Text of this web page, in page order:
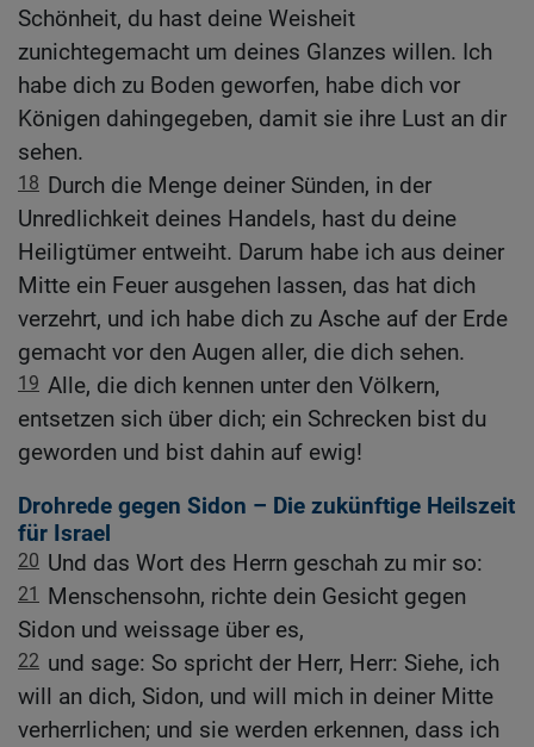
Schönheit, du hast deine Weisheit
zunichtegemacht um deines Glanzes willen. Ich
habe dich zu Boden geworfen, habe dich vor
Königen dahingegeben, damit sie ihre Lust an dir
sehen.
18 Durch die Menge deiner Sünden, in der
Unredlichkeit deines Handels, hast du deine
Heiligtümer entweiht. Darum habe ich aus deiner
Mitte ein Feuer ausgehen lassen, das hat dich
verzehrt, und ich habe dich zu Asche auf der Erde
gemacht vor den Augen aller, die dich sehen.
19 Alle, die dich kennen unter den Völkern,
entsetzen sich über dich; ein Schrecken bist du
geworden und bist dahin auf ewig!
Drohrede gegen Sidon – Die zukünftige Heilszeit
für Israel
20 Und das Wort des Herrn geschah zu mir so:
21 Menschensohn, richte dein Gesicht gegen
Sidon und weissage über es,
22 und sage: So spricht der Herr, Herr: Siehe, ich
will an dich, Sidon, und will mich in deiner Mitte
verherrlichen; und sie werden erkennen, dass ich